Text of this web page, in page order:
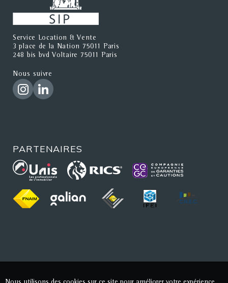
Service Location & Vente
3 place de la Nation 75011 Paris
248 bis bvd Voltaire 75011 Paris
Nous suivre
PARTENAIRES